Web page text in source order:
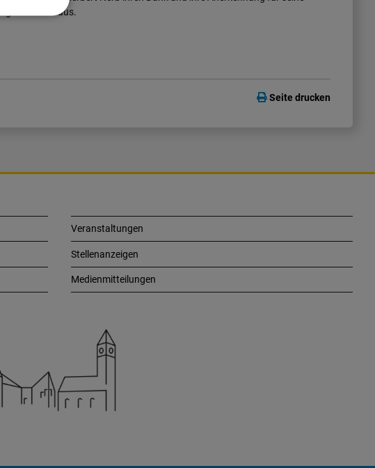
Einsatz aus.
Seite drucken
Veranstaltungen
Stellenanzeigen
Medienmitteilungen